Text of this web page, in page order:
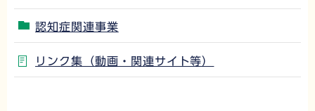
認知症関連事業
リンク集（動画・関連サイト等）